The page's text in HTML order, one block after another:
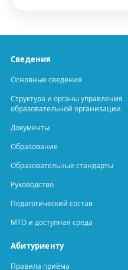
Сведения
Основные сведения
Структура и органы управления
образовательной организации
Документы
Образование
Образовательные стандарты
Руководство
Педагогический состав
МТО и доступная среда
Абитуриенту
Правила приёма